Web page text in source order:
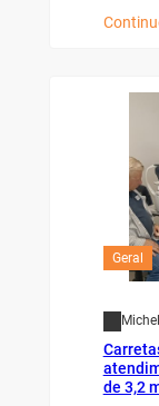
Geral
de 3,2